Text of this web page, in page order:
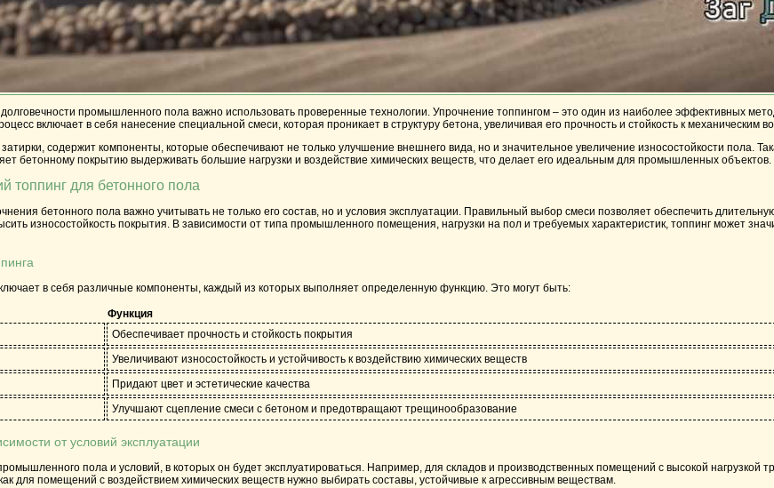
промышленного пола важно использовать проверенные технологии. Упрочнение топпингом – это один из наиболее эффективных
включает в себя нанесение специальной смеси, которая проникает в структуру бетона, увеличивая его прочность и стойкость к механическим
содержит компоненты, которые обеспечивают не только улучшение внешнего вида, но и значительное увеличение износостойкости пола.
бетонному покрытию выдерживать большие нагрузки и воздействие химических веществ, что делает его идеальным для промышленных объектов.
топпинг для бетонного пола
бетонного пола важно учитывать не только его состав, но и условия эксплуатации. Правильный выбор смеси позволяет обеспечить
износостойкость покрытия. В зависимости от типа промышленного помещения, нагрузки на пол и требуемых характеристик, топпинг может
в себя различные компоненты, каждый из которых выполняет определенную функцию. Это могут быть:
Функция
Обеспечивает прочность и стойкость покрытия
Увеличивают износостойкость и устойчивость к воздействию химических веществ
Придают цвет и эстетические качества
Улучшают сцепление смеси с бетоном и предотвращают трещинообразование
от условий эксплуатации
пола и условий, в которых он будет эксплуатироваться. Например, для складов и производственных помещений с высокой нагрузкой
для помещений с воздействием химических веществ нужно выбирать составы, устойчивые к агрессивным веществам.